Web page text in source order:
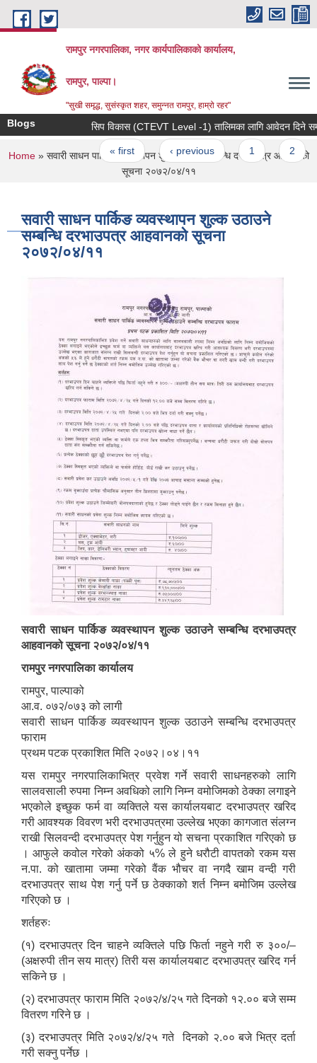
Skip to main content
रामपुर नगरपालिका, नगर कार्यपालिकाको कार्यालय,
रामपुर, पाल्पा।
"सुखी समृद्ध, सुसंस्कृत शहर, समुन्नत रामपुर, हाम्रो रहर"
Blogs सिप विकास (CTEVT Level -1) तालिमका लागि आवेदन दिने
Pages
« first ‹ previous 1 2
You are here
Home» सवारी साधन पार्किङ व्यवस्थापन शुल्क उठाउने सम्बन्धि दरभाउपत्र आहवानको
सूचना २०७२/०४/११
सवारी साधन पार्किङ व्यवस्थापन शुल्क उठाउने
सम्बन्धि दरभाउपत्र आहवानको सूचना
२०७२/०४/११
सवारी साधन पार्किङ व्यवस्थापन शुल्क उठाउने सम्बन्धि दरभाउपत्र
आहवानको सूचना २०७२/०४/११
रामपुर नगरपालिका कार्यालय
रामपुर, पाल्पाको
आ.व. ०७२/०७३ को लागी
सवारी साधन पार्किङ व्यवस्थापन शुल्क उठाउने सम्बन्धि दरभाउपत्र
फाराम
प्रथम पटक प्रकाशित मिति २०७२।०४।११
यस रामपुर नगरपालिकाभित्र प्रवेश गर्ने सवारी साधनहरुको लागि
सालवसाली रुपमा निम्न अवधिको लागि निम्न वमोजिमको ठेक्का लगाइने
भएकोले इच्छुक फर्म वा व्यक्तिले यस कार्यालयबाट दरभाउपत्र खरिद
गरी आवश्यक विवरण भरी दरभाउपत्रमा उल्लेख भएका कागजात संलग्न
राखी सिलवन्दी दरभाउपत्र पेश गर्नुहुन यो सचना प्रकाशित गरिएको छ
। आफुले कवोल गरेको अंकको ५% ले हुने धरौटी वापतको रकम यस
न.पा. को खातामा जम्मा गरेको वैंक भौचर वा नगदै खाम वन्दी गरी
दरभाउपत्र साथ पेश गर्नु पर्ने छ ठेक्काको शर्त निम्न बमोजिम उल्लेख
गरिएको छ ।
शर्तहरुः
(१) दरभाउपत्र दिन चाहने व्यक्तिले पछि फिर्ता नहुने गरी रु ३००/–
(अक्षरुपी तीन सय मात्र) तिरी यस कार्यालयबाट दरभाउपत्र खरिद गर्न
सकिने छ ।
(२) दरभाउपत्र फाराम मिति २०७२/४/२५ गते दिनको १२.०० बजे सम्म
वितरण गरिने छ ।
(३) दरभाउपत्र मिति २०७२/४/२५ गते दिनको २.०० बजे भित्र दर्ता
गरी सक्नु पर्नेछ ।